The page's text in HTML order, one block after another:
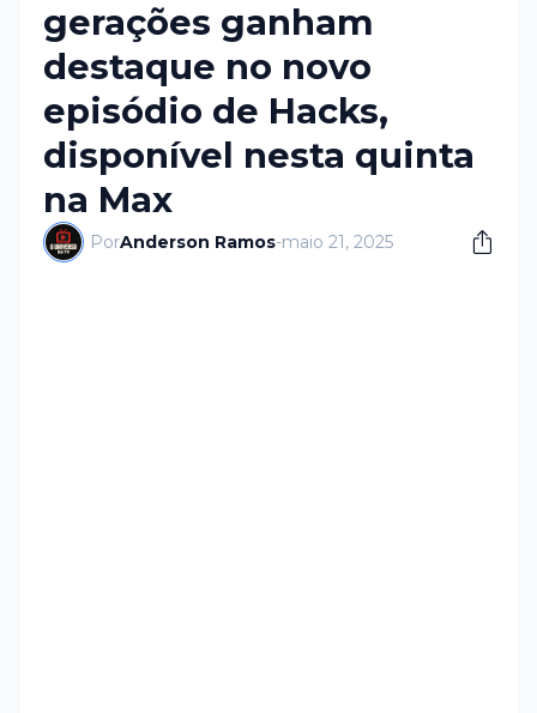
gerações ganham
destaque no novo
episódio de Hacks,
disponível nesta quinta
na Max
PorAnderson Ramos-maio 21, 2025